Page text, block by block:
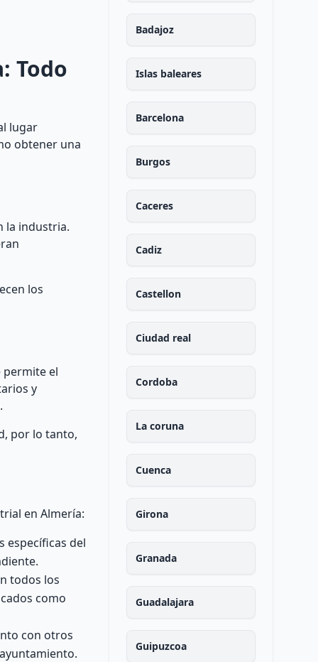
Todo
lugar
obtener una
la industria.
los
permite el
y
por lo tanto,
en Almería:
específicas del
todos los
como
con otros
Badajoz
Islas baleares
Barcelona
Burgos
Caceres
Cadiz
Castellon
Ciudad real
Cordoba
La coruna
Cuenca
Girona
Granada
Guadalajara
Guipuzcoa